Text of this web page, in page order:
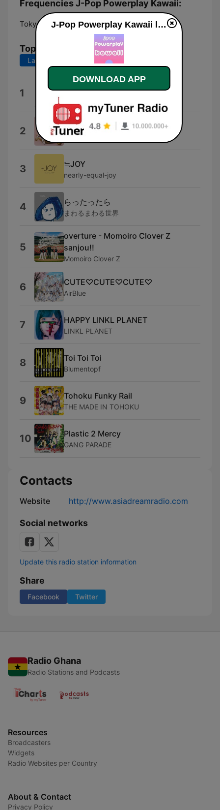
Frequencies J-Pop Powerplay Kawaii:
Tokyo: Online
Top Songs
Last 7 days Last 30 days
1 ハッピーバースデーソング
2 ハピチョコ
FRUITS ZIPPER
3 ≒JOY
nearly-equal-joy
4 らったったら
まわるまわる世界
5
overture - Momoiro Clover Z
sanjou!!
Momoiro Clover Z
6 CUTE♡CUTE♡CUTE♡
AirBlue
7 HAPPY LINKL PLANET
LINKL PLANET
8 Toi Toi Toi
Blumentopf
9 Tohoku Funky Rail
THE MADE IN TOHOKU
10 Plastic 2 Mercy
GANG PARADE
Contacts
Website http://www.asiadreamradio.com
Social networks
Update this radio station information
Share
Facebook Twitter
Radio Ghana
Radio Stations and Podcasts
Resources
Broadcasters
Widgets
Radio Websites per Country
About & Contact
Privacy Policy
J-Pop Powerplay Kawaii live
DOWNLOAD APP